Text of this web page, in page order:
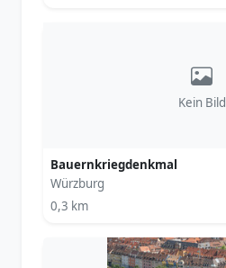
Kein Bild
Bauernkriegdenkmal
Würzburg
0,3 km